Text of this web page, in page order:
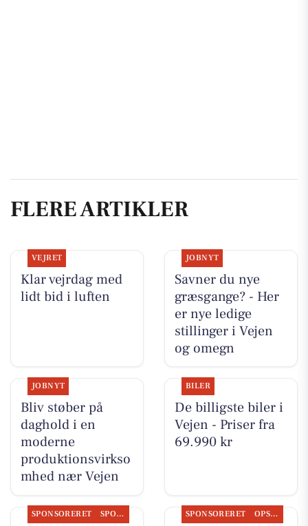
FLERE ARTIKLER
VEJRET
Klar vejrdag med
lidt bid i luften
JOBNYT
Savner du nye
græsgange? - Her
er nye ledige
stillinger i Vejen
og omegn
JOBNYT
Bliv støber på
daghold i en
moderne
produktionsvirkso
mhed nær Vejen
BILER
De billigste biler i
Vejen - Priser fra
69.990 kr
SPONSORERET SPONSORERET INDHOLD SPONSORERET OPSLAGSTAVLEN